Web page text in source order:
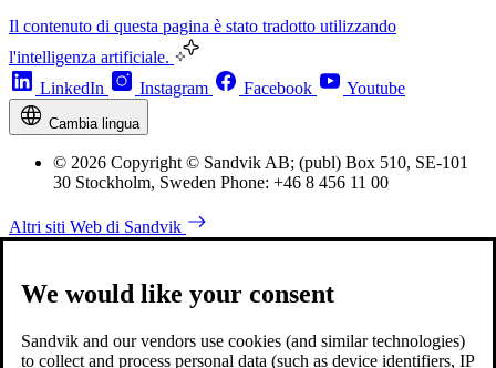
Il contenuto di questa pagina è stato tradotto utilizzando
l'intelligenza artificiale.
LinkedIn
Instagram Facebook Youtube
Cambia lingua
© 2026 Copyright © Sandvik AB; (publ) Box 510, SE-101
30 Stockholm, Sweden Phone: +46 8 456 11 00
Altri siti Web di Sandvik
We would like your consent
Sandvik and our vendors use cookies (and similar technologies)
to collect and process personal data (such as device identifiers, IP